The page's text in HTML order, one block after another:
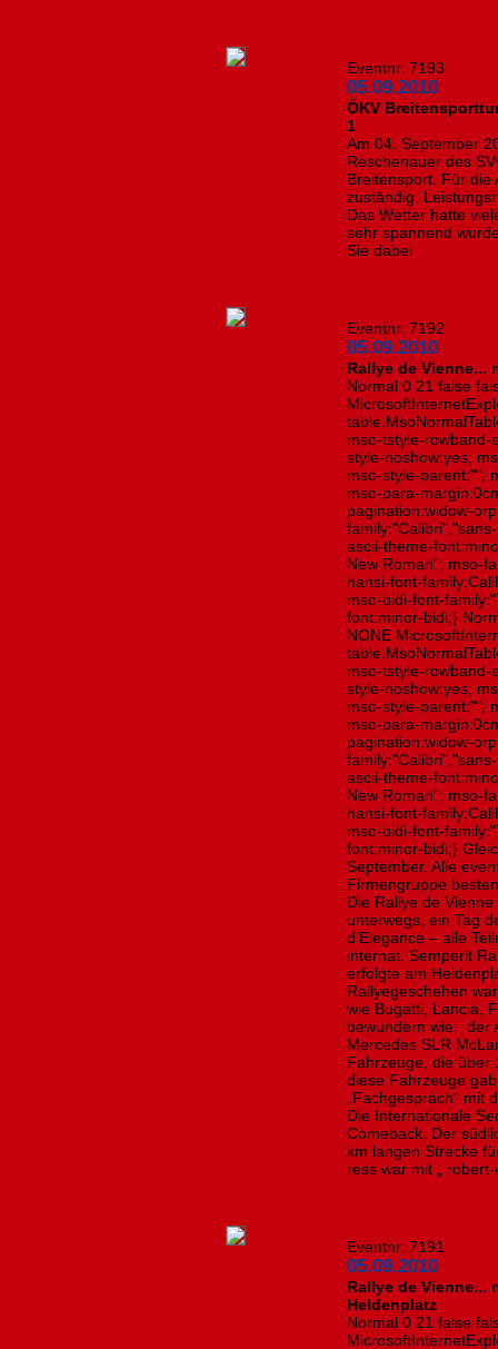
Eventnr. 7193
05.09.2010
ÖKV
1
Am 04. September
Reschenauer des
Breitensport. Für die
zuständig.
Das Wetter hatte
sehr spannend
Sie dabei
Eventnr. 7192
05.09.2010
Rallye de Vienne...
Normal 0 21 false
mso-tstyle-rowband-
style-noshow:yes;
mso-style-parent:"";
mso-para-
pagination:widow-
ascii-theme-
New Roman"; mso-
hansi-font-
mso-bidi-font-
font:minor-bidi;}
NONE
mso-tstyle-rowband-
style-noshow:yes;
mso-style-parent:"";
mso-para-
pagination:widow-
ascii-theme-
New Roman"; mso-
hansi-font-
mso-bidi-font-
font:minor-bidi;}
September. Alle
Firmengruppe
Die Rallye de
unterwegs, ein Tag
d’Elegance – alle
internat. Semperit
erfolgte am
Rallyegeschehen
wie Bugatti, Lancia,
bewundern wie der
Mercedes SLR
Fahrzeuge, die über
diese Fahrzeuge
„Fachgespräch“
Die Internationale
Comeback. Der
km langen Strecke
ress war mit „
Eventnr. 7191
05.09.2010
Rallye de Vienne...
Heldenplatz
Normal 0 21 false